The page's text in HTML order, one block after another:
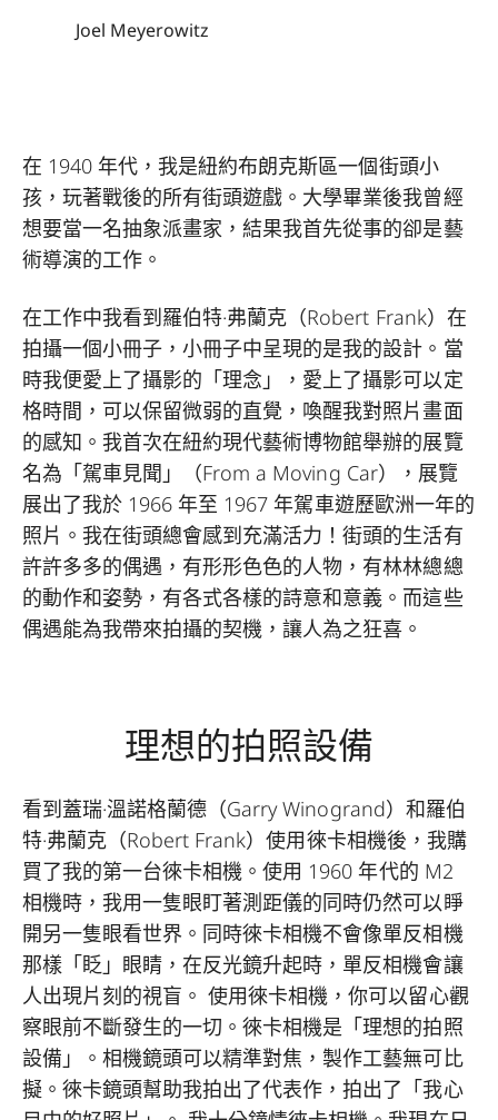
Joel Meyerowitz
在 1940 年代，我是紐約布朗克斯區一個街頭小
孩，玩著戰後的所有街頭遊戲。大學畢業後我曾經
想要當一名抽象派畫家，結果我首先從事的卻是藝
術導演的工作。
在工作中我看到羅伯特·弗蘭克（Robert Frank）在
拍攝一個小冊子，小冊子中呈現的是我的設計。當
時我便愛上了攝影的「理念」，愛上了攝影可以定
格時間，可以保留微弱的直覺，喚醒我對照片畫面
的感知。我首次在紐約現代藝術博物館舉辦的展覽
名為「駕車見聞」（From a Moving Car），展覽
展出了我於 1966 年至 1967 年駕車遊歷歐洲一年的
照片。我在街頭總會感到充滿活力！街頭的生活有
許許多多的偶遇，有形形色色的人物，有林林總總
的動作和姿勢，有各式各樣的詩意和意義。而這些
偶遇能為我帶來拍攝的契機，讓人為之狂喜。
理想的拍照設備
看到蓋瑞·溫諾格蘭德（Garry Winogrand）和羅伯
特·弗蘭克（Robert Frank）使用徠卡相機後，我購
買了我的第一台徠卡相機。使用 1960 年代的 M2
相機時，我用一隻眼盯著測距儀的同時仍然可以睜
開另一隻眼看世界。同時徠卡相機不會像單反相機
那樣「眨」眼睛，在反光鏡升起時，單反相機會讓
人出現片刻的視盲。 使用徠卡相機，你可以留心觀
察眼前不斷發生的一切。徠卡相機是「理想的拍照
設備」。相機鏡頭可以精準對焦，製作工藝無可比
擬。徠卡鏡頭幫助我拍出了代表作，拍出了「我心